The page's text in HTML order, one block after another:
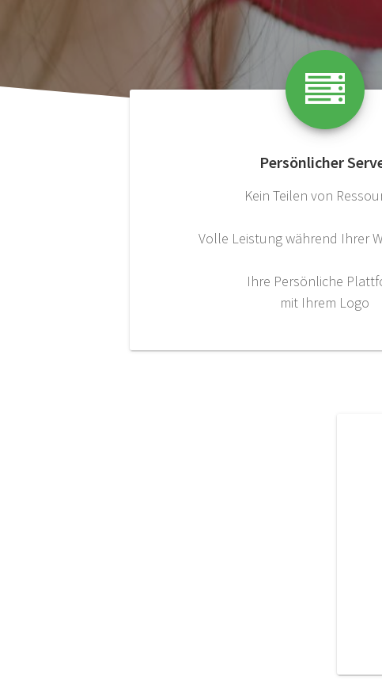
Persönlicher
Kein Teilen von
Volle Leistung während Ihrer
Ihre Persönliche
mit Ihrem Logo